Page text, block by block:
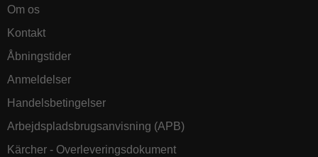
Om os
Kontakt
Åbningstider
Anmeldelser
Handelsbetingelser
Arbejdspladsbrugsanvisning (APB)
Kärcher - Overleveringsdokument